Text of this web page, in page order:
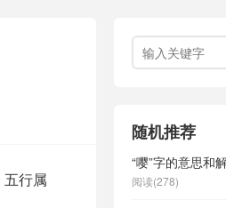
行属
随机推荐
“嘤”字的意思和
阅读(278)